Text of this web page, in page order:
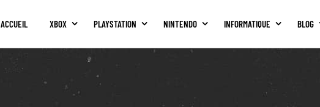
ACCUEIL XBOX PLAYSTATION NINTENDO INFORMATIQUE BLOG